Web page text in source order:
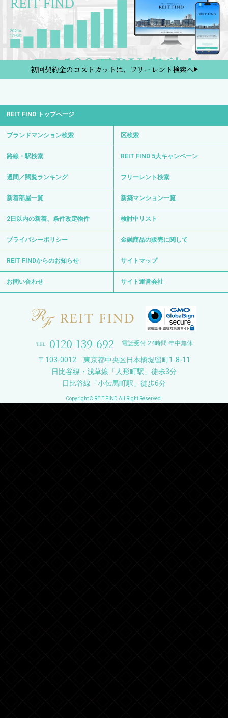
初回契約金のコストカットは、フリーレント検索へ
REIT FIND トップページ
ブランドマンション検索 区検索
路線・駅検索 REIT FIND 5大キャンペーン
週間／閲覧ランキング フリーレント検索
新着部屋一覧 新築マンション一覧
2日以内の新着、条件改定物件 検討中リスト
プライバシーポリシー 金融商品の販売に関して
REIT FINDからのお知らせ サイトマップ
お問い合わせ サイト運営会社
0120-139-692 電話受付 24時間 年中無休
〒103-0012 東京都中央区日本橋堀留町1-8-11
日比谷線・浅草線「人形町駅」徒歩3分
日比谷線「小伝馬町駅」徒歩6分
Copyright © REIT FIND All Right Reserved.